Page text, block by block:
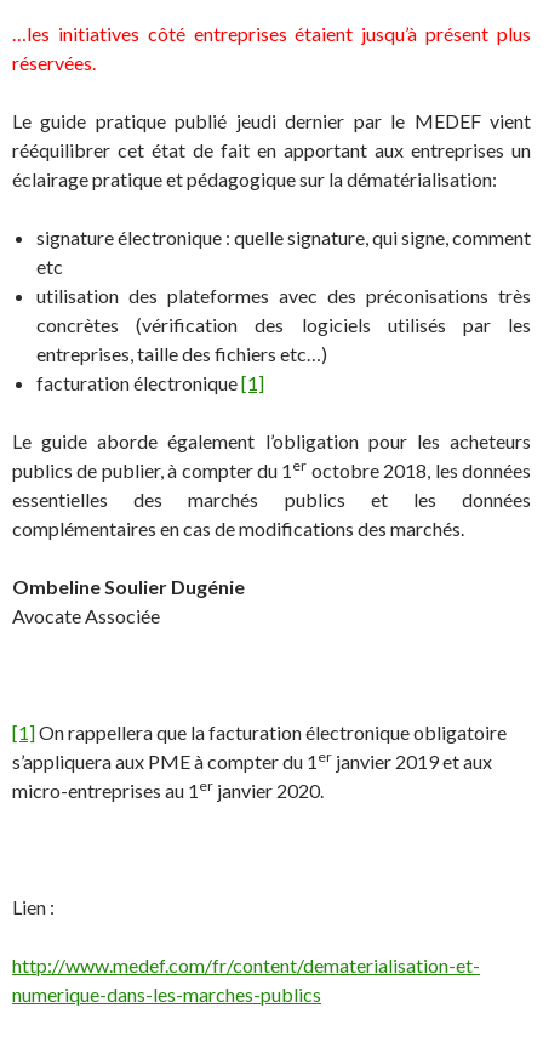
…les initiatives côté entreprises étaient jusqu’à présent plus
réservées.
Le guide pratique publié jeudi dernier par le MEDEF vient
rééquilibrer cet état de fait en apportant aux entreprises un
éclairage pratique et pédagogique sur la dématérialisation:
signature électronique : quelle signature, qui signe, comment
etc
utilisation des plateformes avec des préconisations très
concrètes (vérification des logiciels utilisés par les
entreprises, taille des fichiers etc…)
facturation électronique[1]
Le guide aborde également l’obligation pour les acheteurs
publics de publier, à compter du 1 er octobre 2018, les données
essentielles des marchés publics et les données
complémentaires en cas de modifications des marchés.
Ombeline Soulier Dugénie
Avocate Associée
[1]On rappellera que la facturation électronique obligatoire
s’appliquera aux PME à compter du 1 er janvier 2019 et aux
micro-entreprises au 1 er janvier 2020.
Lien :
http://www.medef.com/fr/content/dematerialisation-et-
numerique-dans-les-marches-publics